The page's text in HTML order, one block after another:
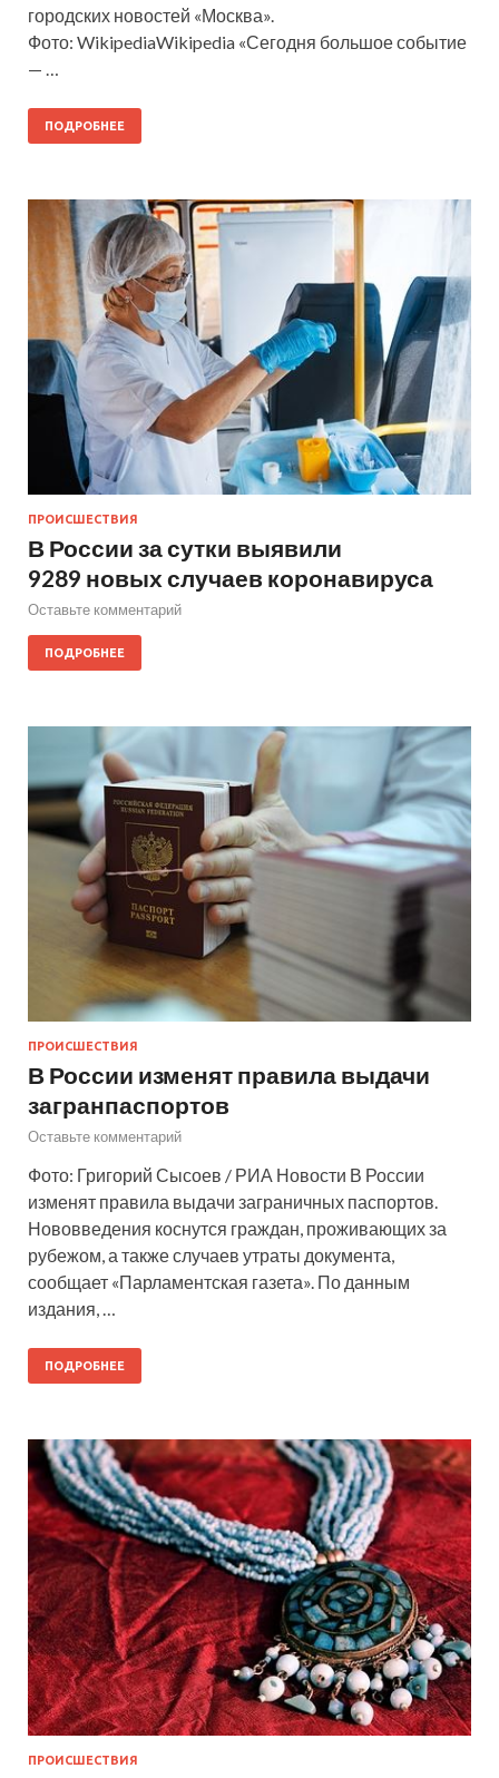
городских новостей «Москва».
Фото: WikipediaWikipedia «Сегодня большое событие
— …
ПОДРОБНЕЕ
ПРОИСШЕСТВИЯ
В России за сутки выявили
9289 новых случаев коронавируса
Оставьте комментарий
ПОДРОБНЕЕ
ПРОИСШЕСТВИЯ
В России изменят правила выдачи
загранпаспортов
Оставьте комментарий
Фото: Григорий Сысоев / РИА Новости В России
изменят правила выдачи заграничных паспортов.
Нововведения коснутся граждан, проживающих за
рубежом, а также случаев утраты документа,
сообщает «Парламентская газета». По данным
издания, …
ПОДРОБНЕЕ
ПРОИСШЕСТВИЯ